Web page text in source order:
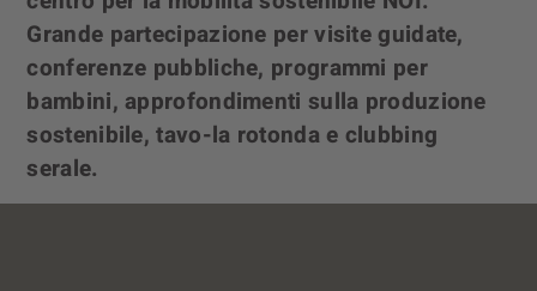
Grande partecipazione per visite guidate,
conferenze pubbliche, programmi per
bambini, approfondimenti sulla produzione
sostenibile, tavo-la rotonda e clubbing
serale.